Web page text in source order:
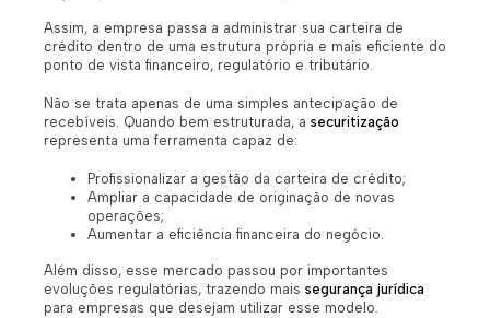
Assim, a empresa passa a administrar sua carteira de
crédito dentro de uma estrutura própria e mais eficiente do
ponto de vista financeiro, regulatório e tributário.
Não se trata apenas de uma simples antecipação de
recebíveis. Quando bem estruturada, a securitização
representa uma ferramenta capaz de:
Profissionalizar a gestão da carteira de crédito;
Ampliar a capacidade de originação de novas
operações;
Aumentar a eficiência financeira do negócio.
Além disso, esse mercado passou por importantes
evoluções regulatórias, trazendo mais segurança jurídica
para empresas que desejam utilizar esse modelo.